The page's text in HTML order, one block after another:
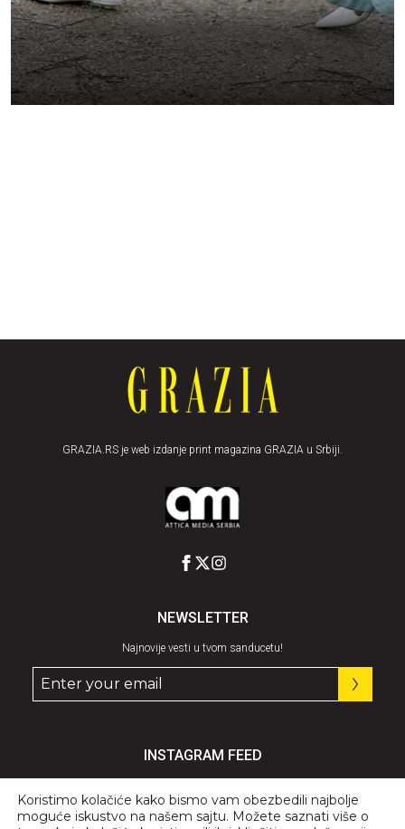
GRAZIA.RS je web izdanje print magazina GRAZIA u Srbiji.
NEWSLETTER
Najnovije vesti u tvom sanducetu!
INSTAGRAM FEED
Koristimo kolačiće kako bismo vam obezbedili najbolje
moguće iskustvo na našem sajtu. Možete saznati više o